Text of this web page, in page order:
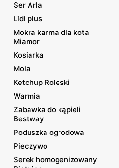
Ser Arla
Lidl plus
Mokra karma dla kota
Miamor
Kosiarka
Mola
Ketchup Roleski
Warmia
Zabawka do kąpieli
Bestway
Poduszka ogrodowa
Pieczywo
Serek homogenizowany